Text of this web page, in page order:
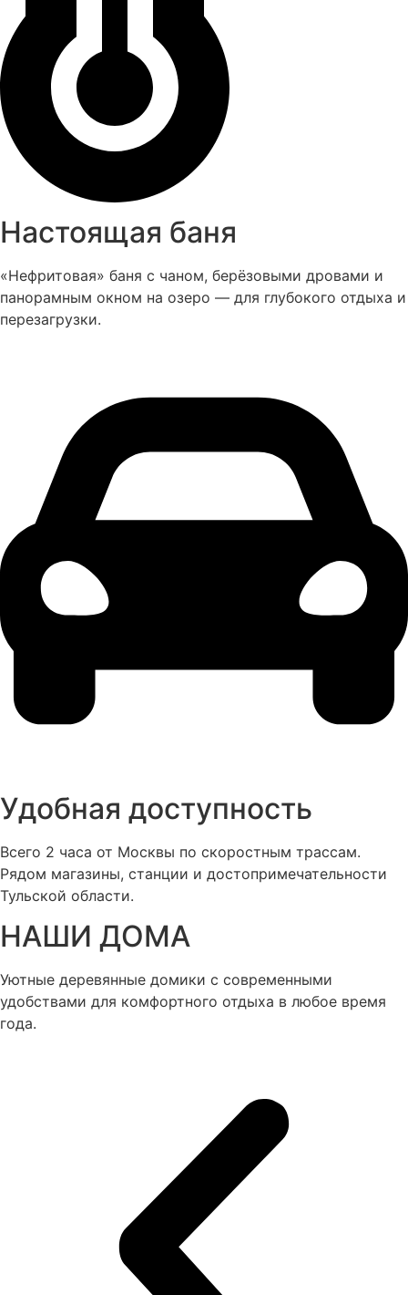
Настоящая баня
«Нефритовая» баня с чаном, берёзовыми дровами и
панорамным окном на озеро — для глубокого отдыха и
перезагрузки.
Удобная доступность
Всего 2 часа от Москвы по скоростным трассам.
Рядом магазины, станции и достопримечательности
Тульской области.
НАШИ ДОМА
Уютные деревянные домики с современными
удобствами для комфортного отдыха в любое время
года.